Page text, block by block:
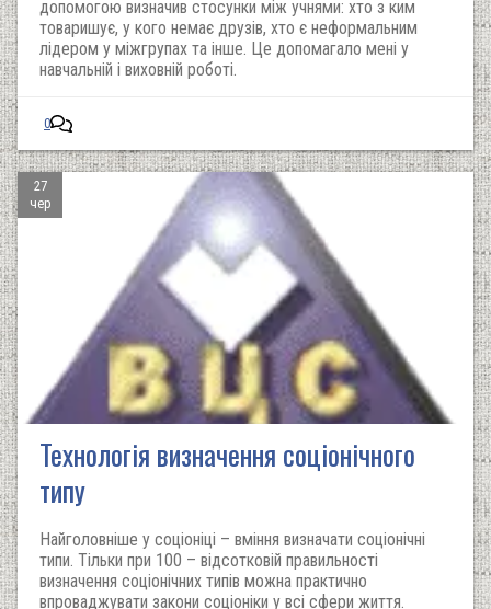
допомогою визначив стосунки між учнями: хто з ким
товаришує, у кого немає друзів, хто є неформальним
лідером у міжгрупах та інше. Це допомагало мені у
навчальній і виховній роботі.
0
27
чер
Технологія визначення соціонічного
типу
Найголовніше у соціоніці – вміння визначати соціонічні
типи. Тільки при 100 – відсотковій правильності
визначення соціонічних типів можна практично
впроваджувати закони соціоніки у всі сфери життя.